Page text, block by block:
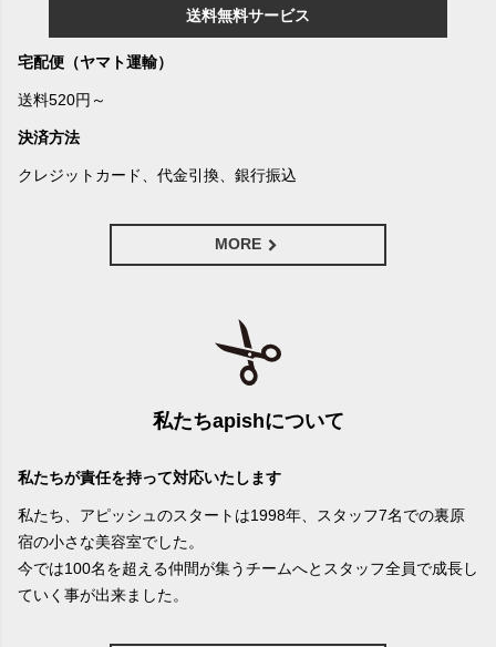
送料無料サービス
宅配便（ヤマト運輸）
送料520円～
決済方法
クレジットカード、代金引換、銀行振込
MORE
私たちapishについて
私たちが責任を持って対応いたします
私たち、アピッシュのスタートは1998年、スタッフ7名での裏原
宿の小さな美容室でした。
今では100名を超える仲間が集うチームへとスタッフ全員で成長し
ていく事が出来ました。